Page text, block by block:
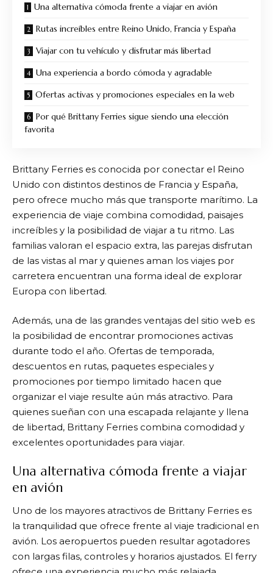
Una alternativa cómoda frente a viajar en avión
Rutas increíbles entre Reino Unido, Francia y España
Viajar con tu vehículo y disfrutar más libertad
Una experiencia a bordo cómoda y agradable
Ofertas activas y promociones especiales en la web
Por qué Brittany Ferries sigue siendo una elección
favorita
Brittany Ferries es conocida por conectar el Reino
Unido con distintos destinos de Francia y España,
pero ofrece mucho más que transporte marítimo. La
experiencia de viaje combina comodidad, paisajes
increíbles y la posibilidad de viajar a tu ritmo. Las
familias valoran el espacio extra, las parejas disfrutan
de las vistas al mar y quienes aman los viajes por
carretera encuentran una forma ideal de explorar
Europa con libertad.
Además, una de las grandes ventajas del sitio web es
la posibilidad de encontrar promociones activas
durante todo el año. Ofertas de temporada,
descuentos en rutas, paquetes especiales y
promociones por tiempo limitado hacen que
organizar el viaje resulte aún más atractivo. Para
quienes sueñan con una escapada relajante y llena
de libertad, Brittany Ferries combina comodidad y
excelentes oportunidades para viajar.
Una alternativa cómoda frente a viajar
en avión
Uno de los mayores atractivos de Brittany Ferries es
la tranquilidad que ofrece frente al viaje tradicional en
avión. Los aeropuertos pueden resultar agotadores
con largas filas, controles y horarios ajustados. El ferry